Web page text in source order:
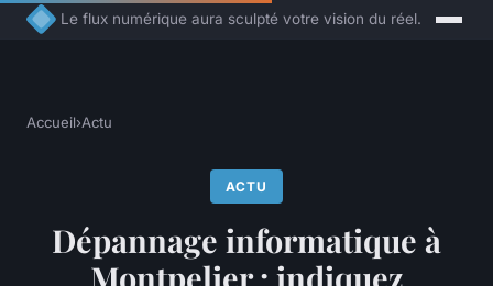
Le flux numérique aura sculpté votre vision du réel.
Accueil›Actu
ACTU
Dépannage informatique à
Montpelier : indiquez